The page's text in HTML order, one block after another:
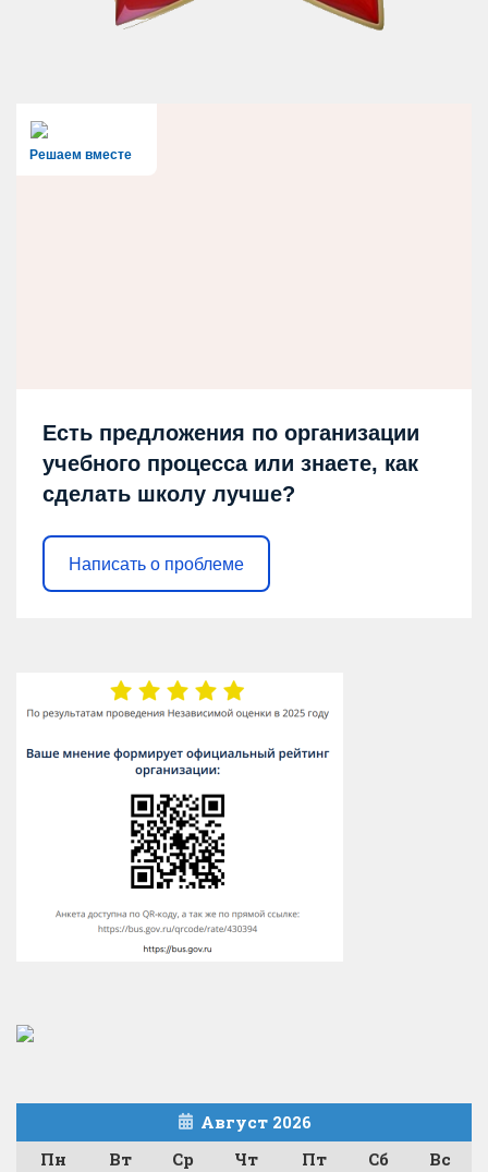
Решаем вместе
Есть предложения по организации
учебного процесса или знаете, как
сделать школу лучше?
Написать о проблеме
Август 2026
Пн
Вт Ср Чт Пт Сб
Вс